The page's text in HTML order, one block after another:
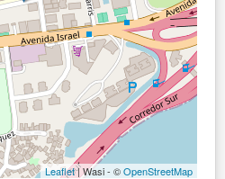
Leaflet| Wasi - ©OpenStreetMap